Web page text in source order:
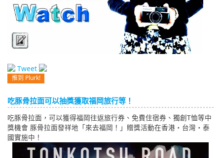
tiéng Viêt
Bahasa Indonesia
Tweet
推到 Plurk!
吃豚骨拉面可以抽獎獲取福岡旅行等！
吃豚骨拉面，可以獲得福岡往返旅行券、免費住宿券、獨創T恤等中
獎機會 豚骨拉面發祥地「來去福岡！」贈獎活動在香港・台灣・泰
國實施中！